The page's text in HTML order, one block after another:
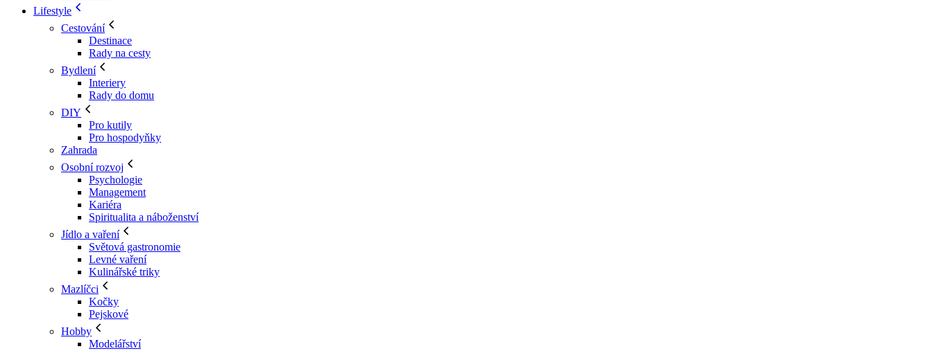
Lifestyle
Cestování
Destinace
Rady na cesty
Bydlení
Interiery
Rady do domu
DIY
Pro kutily
Pro hospodyňky
Zahrada
Osobní rozvoj
Psychologie
Management
Kariéra
Spiritualita a náboženství
Jídlo a vaření
Světová gastronomie
Levné vaření
Kulinářské triky
Mazlíčci
Kočky
Pejskové
Hobby
Modelářství